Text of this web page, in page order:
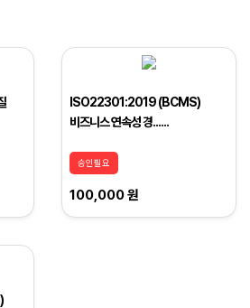
ISO22301:2019 (BCMS)
비즈니스 연속성 경......
승인필요
100,000 원